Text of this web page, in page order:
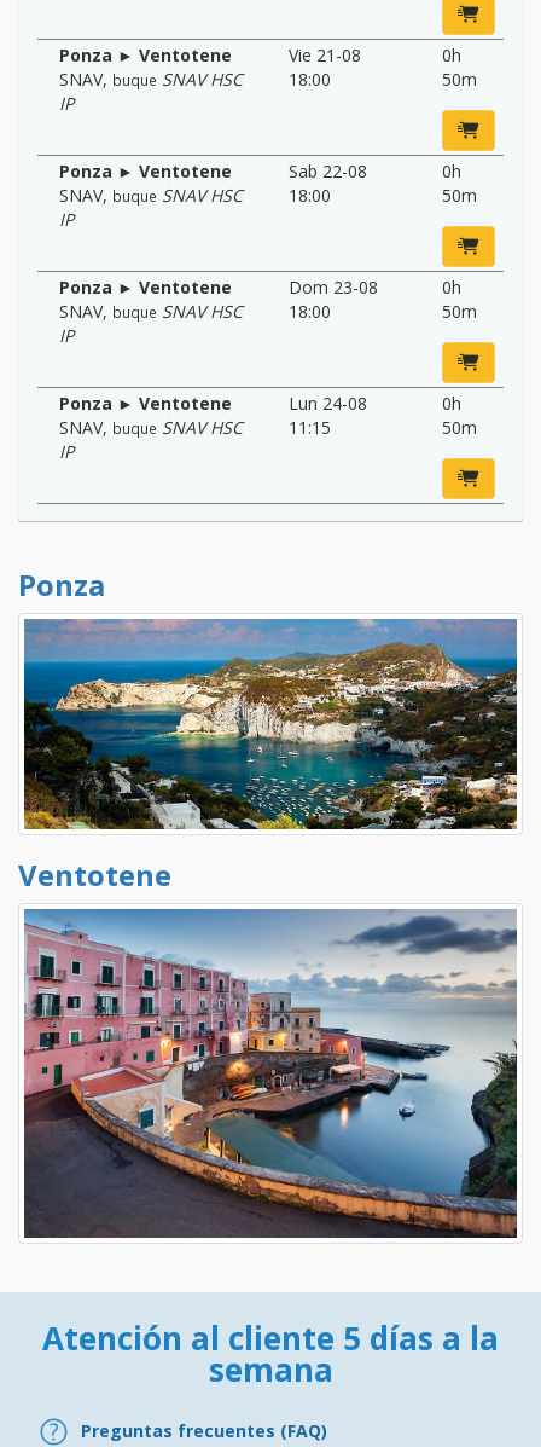
Ponza ► Ventotene
SNAV, buque SNAV HSC
IP
Vie 21-08
18:00
0h
50m
Ponza ► Ventotene
SNAV, buque SNAV HSC
IP
Sab 22-08
18:00
0h
50m
Ponza ► Ventotene
SNAV, buque SNAV HSC
IP
Dom 23-08
18:00
0h
50m
Ponza ► Ventotene
SNAV, buque SNAV HSC
IP
Lun 24-08
11:15
0h
50m
Ponza
Ventotene
Atención al cliente 5 días a la
semana
Preguntas frecuentes (FAQ)